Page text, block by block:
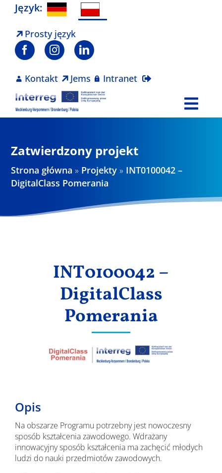
Skip
content
Język:
Prosty język
Kontakt Jems Intranet
Projekty
Zatwierdzony projekt
Strona główna » Projekty » INT0100042 –
DigitalClass Pomerania
INT0100042 –
DigitalClass
Pomerania
Opis
Na obszarze Programu potrzebny jest nowoczesny
sposób kształcenia zawodowego. Wdrażany
innowacyjny sposób kształcenia ma zachęcić młodych
ludzi do nauki przedmiotów zawodowych.